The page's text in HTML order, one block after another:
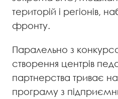
територій і регіонів,
фронту.
Паралельно з
створення центрів
партнерства триває
програму з